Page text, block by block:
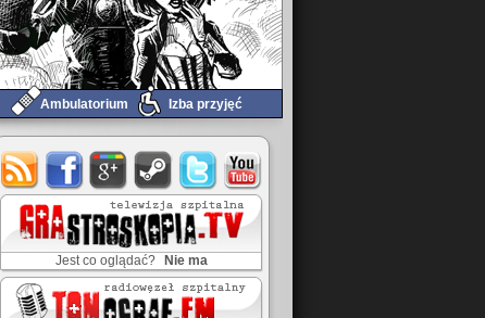
Ambulatorium Izba przyjęć
Jest co oglądać? Nie ma